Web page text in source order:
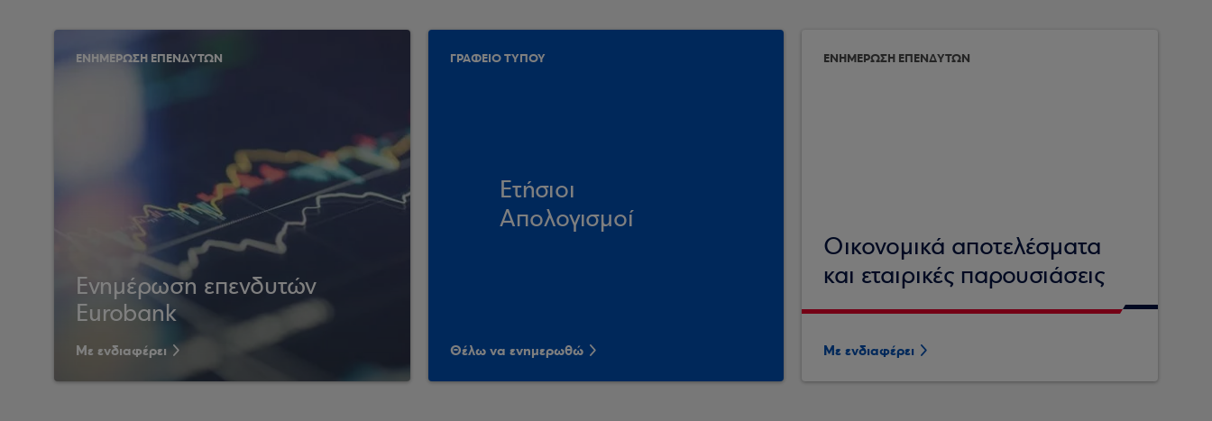
ΕΝΗΜΕΡΩΣΗ ΕΠΕΝΔΥΤΩΝ
Ενημέρωση επενδυτών
Eurobank
Με ενδιαφέρει
ΓΡΑΦΕΙΟ ΤΥΠΟΥ
Ετήσιοι
Απολογισμοί
Θέλω να ενημερωθώ
ΕΝΗΜΕΡΩΣΗ ΕΠΕΝΔΥΤΩΝ
Οικονομικά αποτελέσματα
και εταιρικές παρουσιάσεις
Με ενδιαφέρει